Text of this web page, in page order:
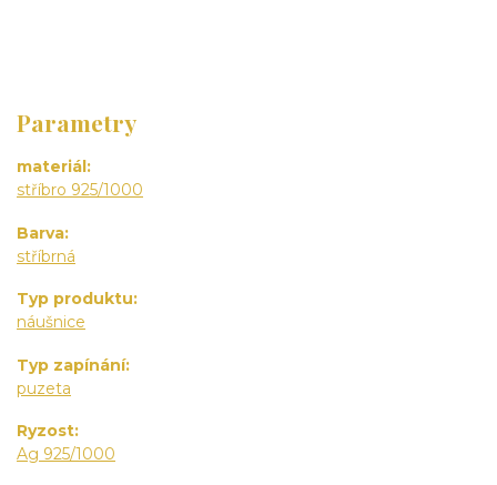
Parametry
materiál
stříbro 925/1000
Barva
stříbrná
Typ produktu
náušnice
Typ zapínání
puzeta
Ryzost
Ag 925/1000